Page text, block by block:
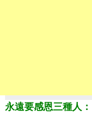
永遠要感恩三種人：